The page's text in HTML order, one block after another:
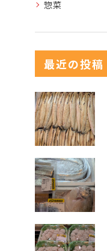
惣菜
最近の投稿